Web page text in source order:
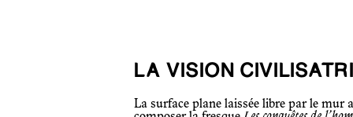
LA VISION
La surface plane laissée libre par le mur aveugle permet au peintre Hans Erni d’y